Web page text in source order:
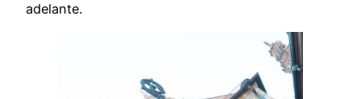
adelante.